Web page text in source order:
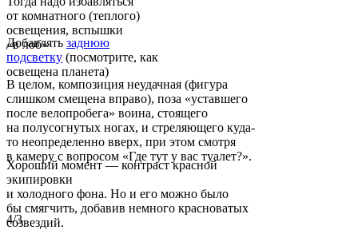
от комнатного (теплого)
освещения, вспышки
«в лоб»
Добавлять заднюю
подсветку (посмотрите, как
освещена планета)
В целом, композиция неудачная (фигура
слишком смещена вправо), поза «уставшего
после велопробега» воина, стоящего
на полусогнутых ногах, и стреляющего куда-
то неопределенно вверх, при этом смотря
в камеру с вопросом «Где тут у вас туалет?».
Хороший момент — контраст красной
экипировки
и холодного фона. Но и его можно было
бы смягчить, добавив немного красноватых
созвездий.
4/3